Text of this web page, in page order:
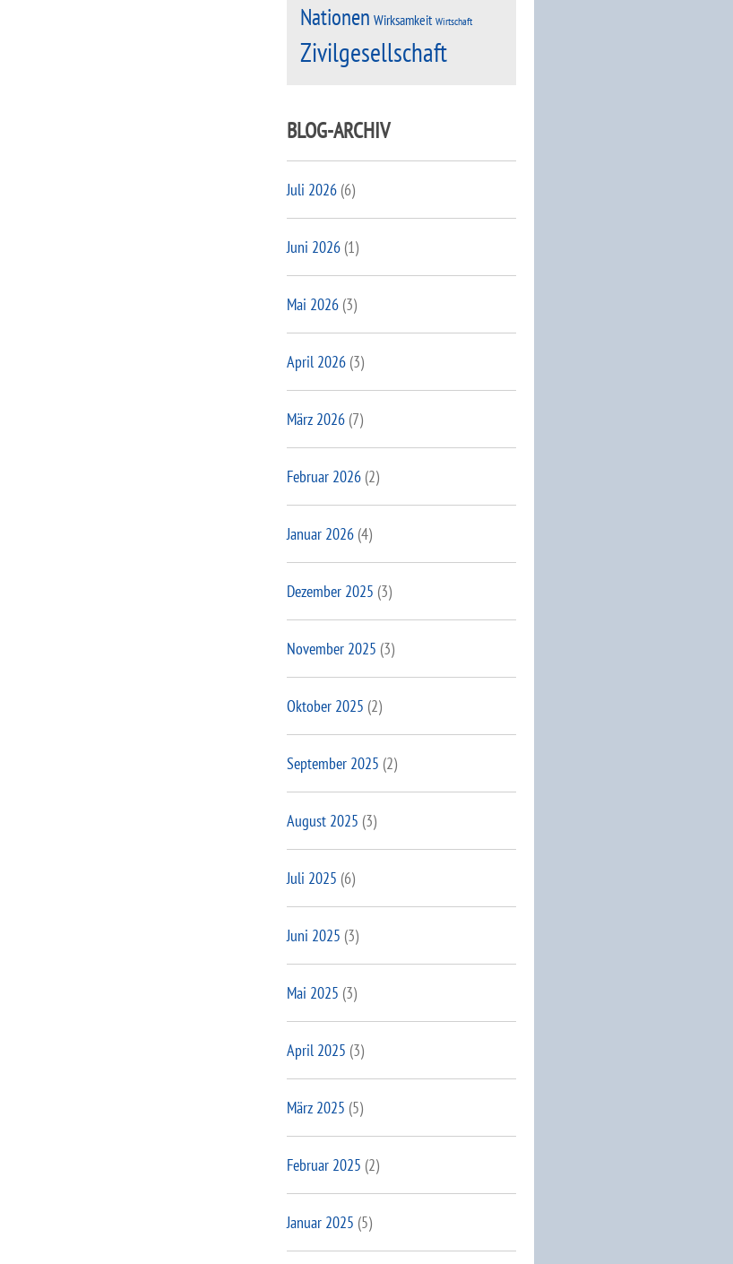
Nationen Wirksamkeit Wirtschaft
Zivilgesellschaft
BLOG-ARCHIV
Juli 2026(6)
Juni 2026(1)
Mai 2026(3)
April 2026(3)
März 2026(7)
Februar 2026(2)
Januar 2026(4)
Dezember 2025 (3)
November 2025 (3)
Oktober 2025 (2)
September 2025 (2)
August 2025 (3)
Juli 2025 (6)
Juni 2025 (3)
Mai 2025 (3)
April 2025 (3)
März 2025 (5)
Februar 2025 (2)
Januar 2025 (5)